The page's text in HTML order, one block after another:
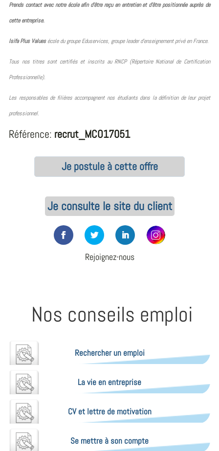
Prends contact avec notre école afin d’être reçu en entretien et d’être positionnée auprès de
cette entreprise.
Isifa Plus Valuesécole du groupe Eduservices, groupe leader d’enseignement privé en France.
Tous nos titres sont certifiés et inscrits au RNCP (Répertoire National de Certification
Professionnelle).
Les responsables de filières accompagnent nos étudiants dans la définition de leur projet
professionnel.
Référence: recrut_MCO17051
Je postule à cette offre
Je consulte le site du client
Rejoignez-nous
Nos conseils emploi
Rechercher un emploi
La vie en entreprise
CV et lettre de motivation
Se mettre à son compte